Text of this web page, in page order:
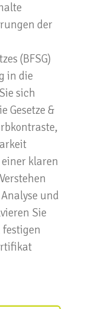
der
(BFSG)
in die
sich
Gesetze &
klaren
und
Sie
festigen